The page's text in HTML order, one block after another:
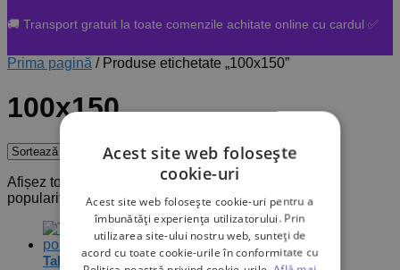
🚚 Transport gratuit la toate comenzile achitate online cu cardul ✅
Prima pagină / Produse etichetate „100x150”
100x150
Afișez toate cele 10 rezultateSortat după
popularitate
Tablou Canvas Personalizat cu o poză
Acest site web folosește
cookie-uri
Acest site web folosește cookie-uri pentru a
îmbunătăți experiența utilizatorului. Prin
utilizarea site-ului nostru web, sunteți de
acord cu toate cookie-urile în conformitate cu